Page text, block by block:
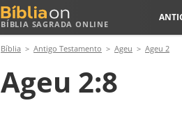
BÍBLIA SAGRADA ONLINE
Bíblia Antigo Testamento Ageu Ageu 2
Ageu 2:8